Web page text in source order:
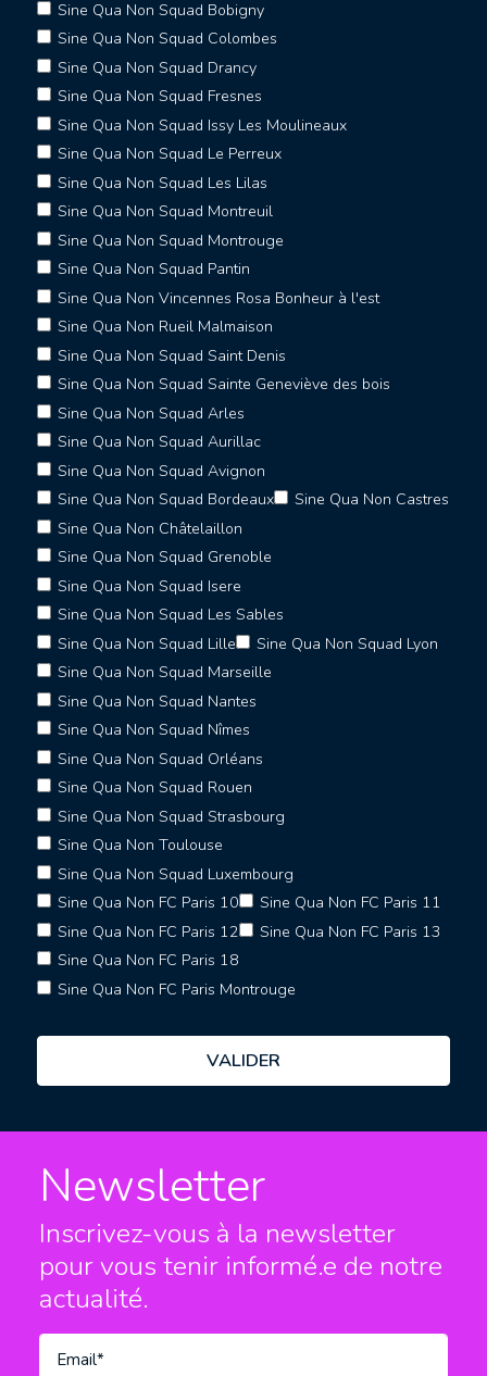
Sine Qua Non Squad Bobigny
Sine Qua Non Squad Colombes
Sine Qua Non Squad Drancy
Sine Qua Non Squad Fresnes
Sine Qua Non Squad Issy Les Moulineaux
Sine Qua Non Squad Le Perreux
Sine Qua Non Squad Les Lilas
Sine Qua Non Squad Montreuil
Sine Qua Non Squad Montrouge
Sine Qua Non Squad Pantin
Sine Qua Non Vincennes Rosa Bonheur à l'est
Sine Qua Non Rueil Malmaison
Sine Qua Non Squad Saint Denis
Sine Qua Non Squad Sainte Geneviève des bois
Sine Qua Non Squad Arles
Sine Qua Non Squad Aurillac
Sine Qua Non Squad Avignon
Sine Qua Non Squad Bordeaux
Sine Qua Non Castres
Sine Qua Non Châtelaillon
Sine Qua Non Squad Grenoble
Sine Qua Non Squad Isere
Sine Qua Non Squad Les Sables
Sine Qua Non Squad Lille
Sine Qua Non Squad Lyon
Sine Qua Non Squad Marseille
Sine Qua Non Squad Nantes
Sine Qua Non Squad Nîmes
Sine Qua Non Squad Orléans
Sine Qua Non Squad Rouen
Sine Qua Non Squad Strasbourg
Sine Qua Non Toulouse
Sine Qua Non Squad Luxembourg
Sine Qua Non FC Paris 10
Sine Qua Non FC Paris 11
Sine Qua Non FC Paris 12
Sine Qua Non FC Paris 13
Sine Qua Non FC Paris 18
Sine Qua Non FC Paris Montrouge
Newsletter
Inscrivez-vous à la newsletter
pour vous tenir informé.e de notre
actualité.